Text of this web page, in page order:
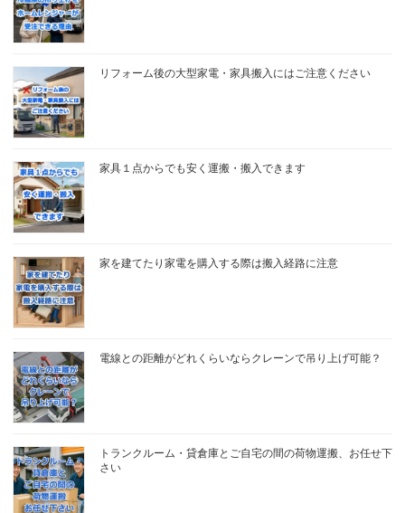
リフォーム後の大型家電・家具搬入にはご注意ください
家具１点からでも安く運搬・搬入できます
家を建てたり家電を購入する際は搬入経路に注意
電線との距離がどれくらいならクレーンで吊り上げ可能？
トランクルーム・貸倉庫とご自宅の間の荷物運搬、お任せ下
さい